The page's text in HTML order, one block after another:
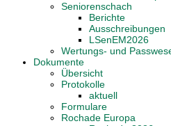
Seniorenschach
Berichte
Ausschreibungen
LSenEM2026
Wertungs- und
Dokumente
Übersicht
Protokolle
aktuell
Formulare
Rochade Europa